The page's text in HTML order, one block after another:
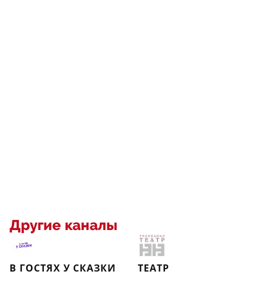
Другие каналы
В ГОСТЯХ У СКАЗКИ ТЕАТР